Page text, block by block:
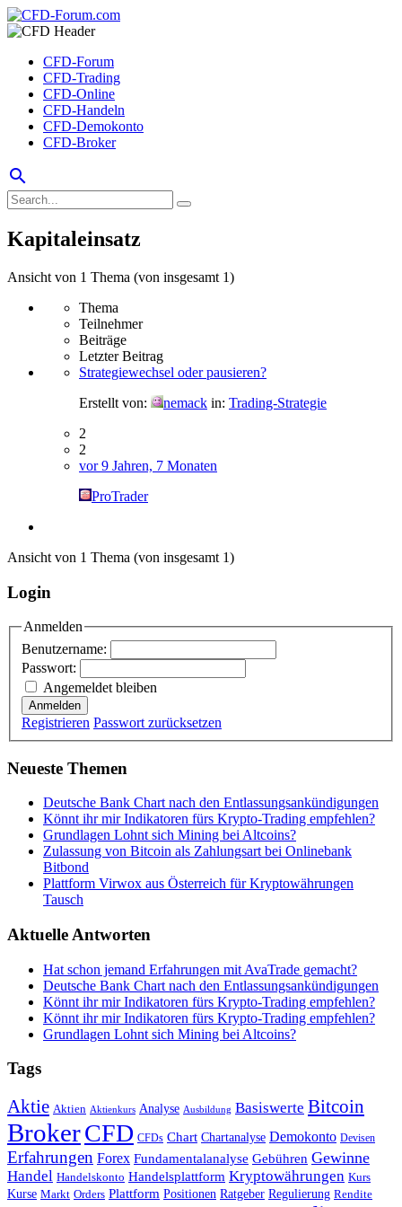
CFD-Forum
CFD-Trading
CFD-Online
CFD-Handeln
CFD-Demokonto
CFD-Broker
search
Kapitaleinsatz
Ansicht von 1 Thema (von insgesamt 1)
Thema
Teilnehmer
Beiträge
Letzter Beitrag
Strategiewechsel oder pausieren?
Erstellt von:
nemack in: Trading-Strategie
2
2
vor 9 Jahren, 7 Monaten
ProTrader
Ansicht von 1 Thema (von insgesamt 1)
Login
Anmelden
Benutzername:
Passwort:
Angemeldet bleiben
Anmelden
Registrieren Passwort zurücksetzen
Neueste Themen
Deutsche Bank Chart nach den Entlassungsankündigungen
Könnt ihr mir Indikatoren fürs Krypto-Trading empfehlen?
Grundlagen Lohnt sich Mining bei Altcoins?
Zulassung von Bitcoin als Zahlungsart bei Onlinebank
Bitbond
Plattform Virwox aus Österreich für Kryptowährungen
Tausch
Aktuelle Antworten
Hat schon jemand Erfahrungen mit AvaTrade gemacht?
Deutsche Bank Chart nach den Entlassungsankündigungen
Könnt ihr mir Indikatoren fürs Krypto-Trading empfehlen?
Könnt ihr mir Indikatoren fürs Krypto-Trading empfehlen?
Grundlagen Lohnt sich Mining bei Altcoins?
Tags
Aktie Aktien Aktienkurs Analyse Ausbildung Basiswerte Bitcoin
BrokerCFD CFDs Chart Chartanalyse Demokonto Devisen
Erfahrungen Forex Fundamentalanalyse Gebühren Gewinne
Handel Handelskonto Handelsplattform Kryptowährungen Kurs
Kurse Markt Orders Plattform Positionen Ratgeber Regulierung Rendite